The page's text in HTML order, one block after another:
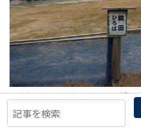
「前田ひろば」という謎
ろうか？